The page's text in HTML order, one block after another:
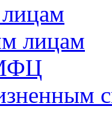
лицам